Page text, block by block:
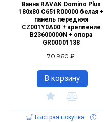
Ванна RAVAK Domino Plus
180x80 C651R00000 белая +
панель передняя
CZ001Y0A00 + крепление
B23600000N + опора
GR00001138
70 960 ₽
В корзину
Быстрая покупка